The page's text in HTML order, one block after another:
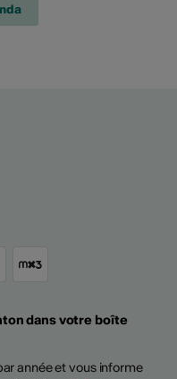
dans votre boîte
année et vous informe